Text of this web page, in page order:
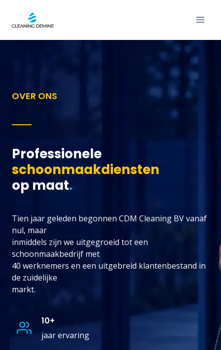
content
OVER ONS
Professionele
schoonmaakdiensten
op maat.
Tien jaar geleden begonnen CDM Cleaning BV vanaf
nul, maar
inmiddels zijn we uitgegroeid tot een
schoonmaakbedrijf met
40 werknemers en een uitgebreid klantenbestand in
de zuidelijke
markt.
10+
jaar ervaring